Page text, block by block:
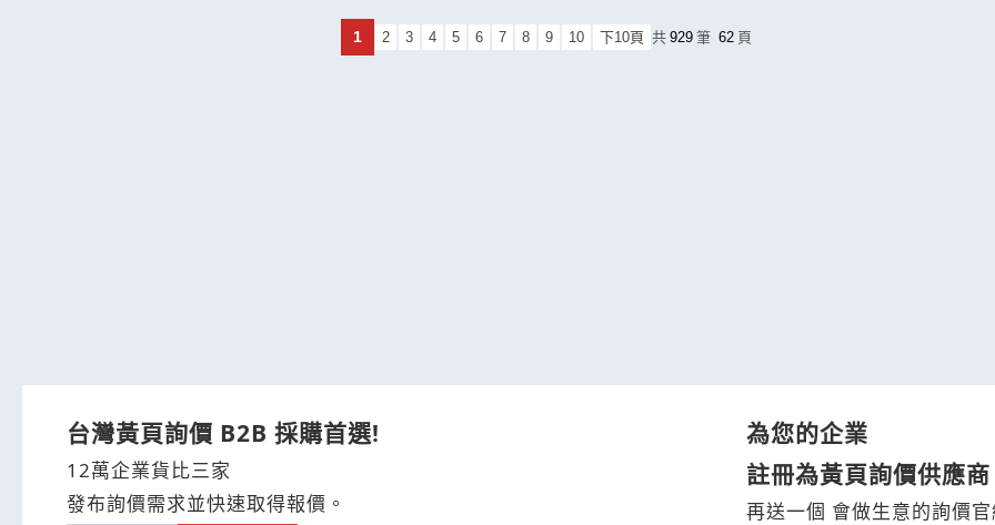
1 2 3 4 5 6 7 8 9 10 下10頁 共 929 筆 62 頁
台灣黃頁詢價 B2B 採購首選!
12萬企業貨比三家
發布詢價需求並快速取得報價。
為您的企業
註冊為黃頁詢價供應商
再送一個 會做生意的詢價